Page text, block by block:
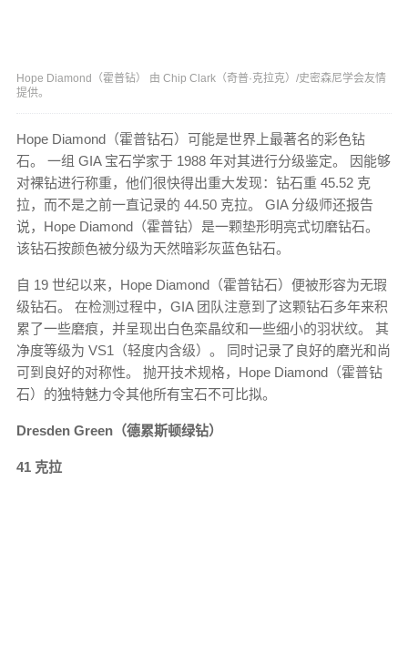
Hope Diamond（霍普钻） 由 Chip Clark（奇普·克拉克）/史密森尼学会友情
提供。
Hope Diamond（霍普钻石）可能是世界上最著名的彩色钻
石。 一组 GIA 宝石学家于 1988 年对其进行分级鉴定。 因能够
对裸钻进行称重，他们很快得出重大发现：钻石重 45.52 克
拉，而不是之前一直记录的 44.50 克拉。 GIA 分级师还报告
说，Hope Diamond（霍普钻）是一颗垫形明亮式切磨钻石。
该钻石按颜色被分级为天然暗彩灰蓝色钻石。
自 19 世纪以来，Hope Diamond（霍普钻石）便被形容为无瑕
级钻石。 在检测过程中，GIA 团队注意到了这颗钻石多年来积
累了一些磨痕，并呈现出白色栾晶纹和一些细小的羽状纹。 其
净度等级为 VS1（轻度内含级）。 同时记录了良好的磨光和尚
可到良好的对称性。 抛开技术规格，Hope Diamond（霍普钻
石）的独特魅力令其他所有宝石不可比拟。
Dresden Green（德累斯顿绿钻）
41 克拉